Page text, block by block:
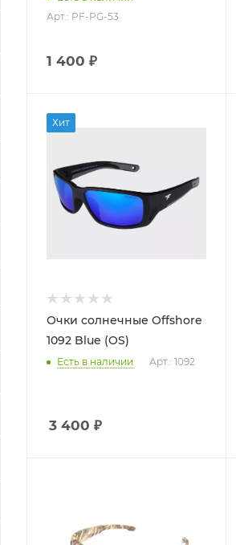
Арт.: PF-PG-53
1 400 ₽
Хит
Очки солнечные Offshore
1092 Blue (OS)
Есть в наличии Арт.: 1092
3 400 ₽